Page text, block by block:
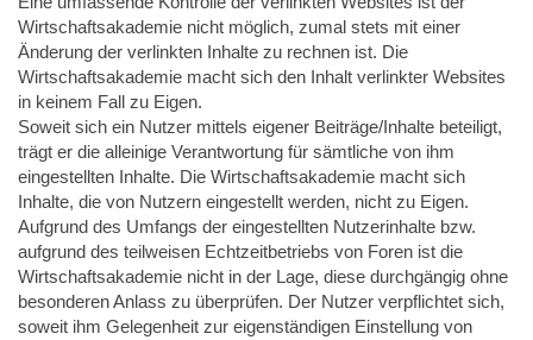
Wirtschaftsakademie nicht möglich, zumal stets mit einer
Änderung der verlinkten Inhalte zu rechnen ist. Die
Wirtschaftsakademie macht sich den Inhalt verlinkter Websites
in keinem Fall zu Eigen.
Soweit sich ein Nutzer mittels eigener Beiträge/Inhalte beteiligt,
trägt er die alleinige Verantwortung für sämtliche von ihm
eingestellten Inhalte. Die Wirtschaftsakademie macht sich
Inhalte, die von Nutzern eingestellt werden, nicht zu Eigen.
Aufgrund des Umfangs der eingestellten Nutzerinhalte bzw.
aufgrund des teilweisen Echtzeitbetriebs von Foren ist die
Wirtschaftsakademie nicht in der Lage, diese durchgängig ohne
besonderen Anlass zu überprüfen. Der Nutzer verpflichtet sich,
soweit ihm Gelegenheit zur eigenständigen Einstellung von